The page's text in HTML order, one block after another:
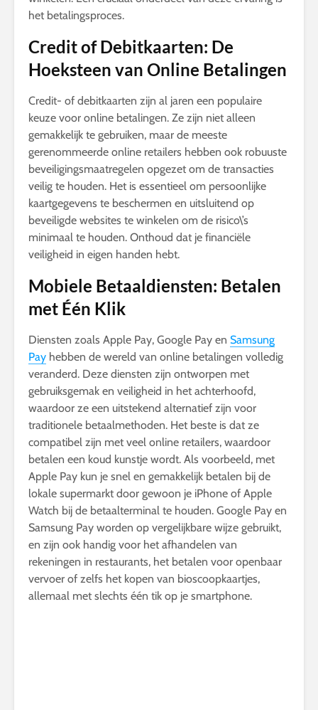
het betalingsproces.
Credit of Debitkaarten: De
Hoeksteen van Online Betalingen
Credit- of debitkaarten zijn al jaren een populaire
keuze voor online betalingen. Ze zijn niet alleen
gemakkelijk te gebruiken, maar de meeste
gerenommeerde online retailers hebben ook robuuste
beveiligingsmaatregelen opgezet om de transacties
veilig te houden. Het is essentieel om persoonlijke
kaartgegevens te beschermen en uitsluitend op
beveiligde websites te winkelen om de risico\’s
minimaal te houden. Onthoud dat je financiële
veiligheid in eigen handen hebt.
Mobiele Betaaldiensten: Betalen
met Één Klik
Diensten zoals Apple Pay, Google Pay en Samsung
Pay hebben de wereld van online betalingen volledig
veranderd. Deze diensten zijn ontworpen met
gebruiksgemak en veiligheid in het achterhoofd,
waardoor ze een uitstekend alternatief zijn voor
traditionele betaalmethoden. Het beste is dat ze
compatibel zijn met veel online retailers, waardoor
betalen een koud kunstje wordt. Als voorbeeld, met
Apple Pay kun je snel en gemakkelijk betalen bij de
lokale supermarkt door gewoon je iPhone of Apple
Watch bij de betaalterminal te houden. Google Pay en
Samsung Pay worden op vergelijkbare wijze gebruikt,
en zijn ook handig voor het afhandelen van
rekeningen in restaurants, het betalen voor openbaar
vervoer of zelfs het kopen van bioscoopkaartjes,
allemaal met slechts één tik op je smartphone.